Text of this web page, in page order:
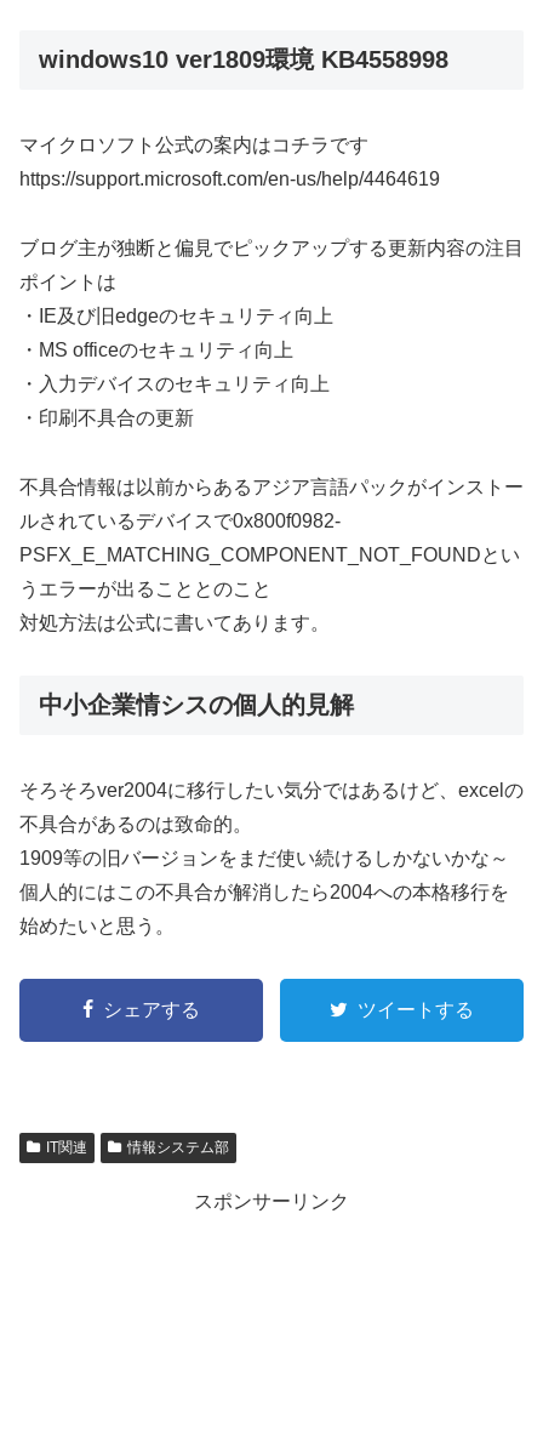
windows10 ver1809環境 KB4558998
マイクロソフト公式の案内はコチラです
https://support.microsoft.com/en-us/help/4464619
ブログ主が独断と偏見でピックアップする更新内容の注目
ポイントは
・IE及び旧edgeのセキュリティ向上
・MS officeのセキュリティ向上
・入力デバイスのセキュリティ向上
・印刷不具合の更新
不具合情報は以前からあるアジア言語パックがインストー
ルされているデバイスで0x800f0982-
PSFX_E_MATCHING_COMPONENT_NOT_FOUNDとい
うエラーが出ることとのこと
対処方法は公式に書いてあります。
中小企業情シスの個人的見解
そろそろver2004に移行したい気分ではあるけど、excelの
不具合があるのは致命的。
1909等の旧バージョンをまだ使い続けるしかないかな～
個人的にはこの不具合が解消したら2004への本格移行を
始めたいと思う。
シェアする ツイートする
IT関連 情報システム部
スポンサーリンク